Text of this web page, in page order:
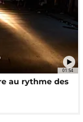
01:54
au rythme des